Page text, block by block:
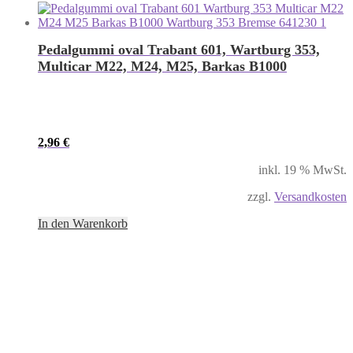
Pedalgummi oval Trabant 601, Wartburg 353,
Multicar M22, M24, M25, Barkas B1000
2,96 €
inkl. 19 % MwSt.
zzgl. Versandkosten
In den Warenkorb